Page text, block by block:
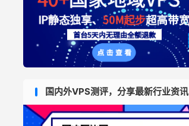
国内外VPS测评，分享最新行业资讯